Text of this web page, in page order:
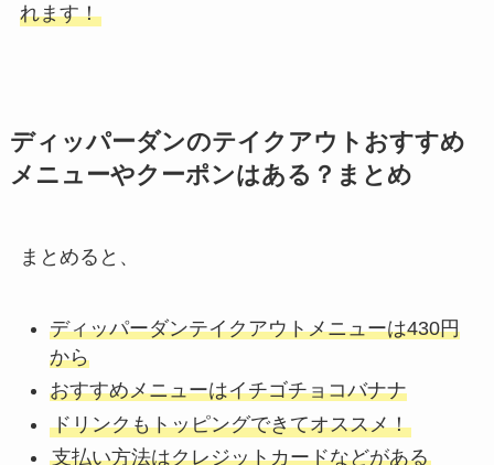
れます！
ディッパーダンのテイクアウトおすすめ
メニューやクーポンはある？まとめ
まとめると、
ディッパーダンテイクアウトメニューは430円
から
おすすめメニューはイチゴチョコバナナ
ドリンクもトッピングできてオススメ！
支払い方法はクレジットカードなどがある